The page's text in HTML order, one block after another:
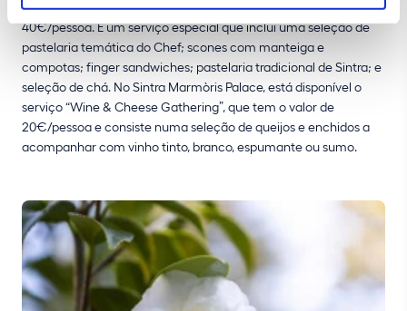
Camélias serve-se no Valverde Palácio de Seteais e custa
40€/pessoa. É um serviço especial que inclui uma seleção de
pastelaria temática do Chef; scones com manteiga e
compotas; finger sandwiches; pastelaria tradicional de Sintra; e
seleção de chá. No Sintra Marmòris Palace, está disponível o
serviço “Wine & Cheese Gathering”, que tem o valor de
20€/pessoa e consiste numa seleção de queijos e enchidos a
acompanhar com vinho tinto, branco, espumante ou sumo.